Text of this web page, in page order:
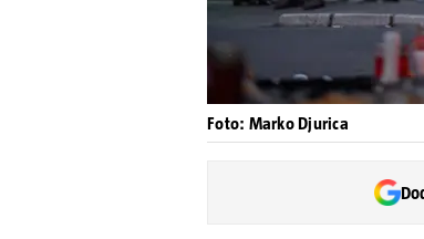
Foto: Marko Djurica